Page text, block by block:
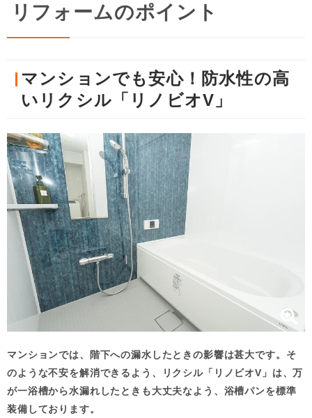
リフォームのポイント
マンションでも安心！防水性の高
いリクシル「リノビオV」
マンションでは、階下への漏水したときの影響は甚大です。そ
のような不安を解消できるよう、リクシル「リノビオV」は、万
が一浴槽から水漏れしたときも大丈夫なよう、浴槽パンを標準
装備しております。